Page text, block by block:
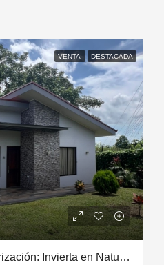
VENTA DESTACADA
Retiro, Renta o Revalorización: Invierta en Naturaleza y Rentabilidad en La Fortuna de San Carlos